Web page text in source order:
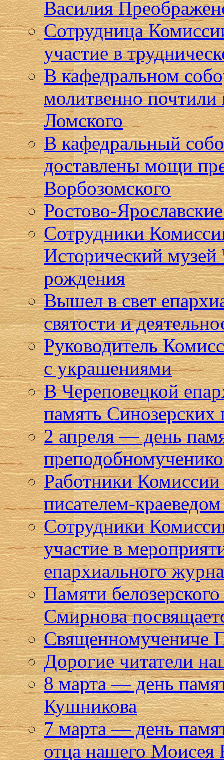
Василия
Сотрудница
участие в
В кафедральном
молитвенно почтили
Ломского
В кафедральный
доставлены мощи
Ворбозомского
Ростово-
Сотрудники
Исторический
рождения
Вышел в свет
святости и
Руководитель
с украшениями
В Череповецкой
память
2 апреля — день
Работники Комиссии
писателем-
Сотрудники
участие в
епархиального
Памяти
Смирнова
Священномучениче
Дорогие читатели
8 марта — день
Кушникова
7 марта — день
отца нашего Моисея